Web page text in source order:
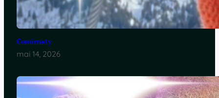
Comirnaty
mai 14, 2026